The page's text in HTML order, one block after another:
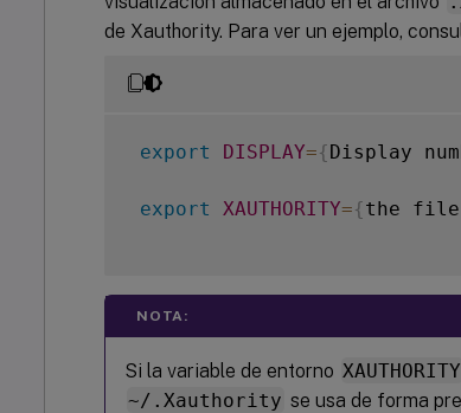
de Xauthority. Para ver un ejemplo,
export DISPLAY={Display
export XAUTHORITY={the file
NOTA:
Si la variable de entorno XAUTHORITY
~/.Xauthority se usa de forma